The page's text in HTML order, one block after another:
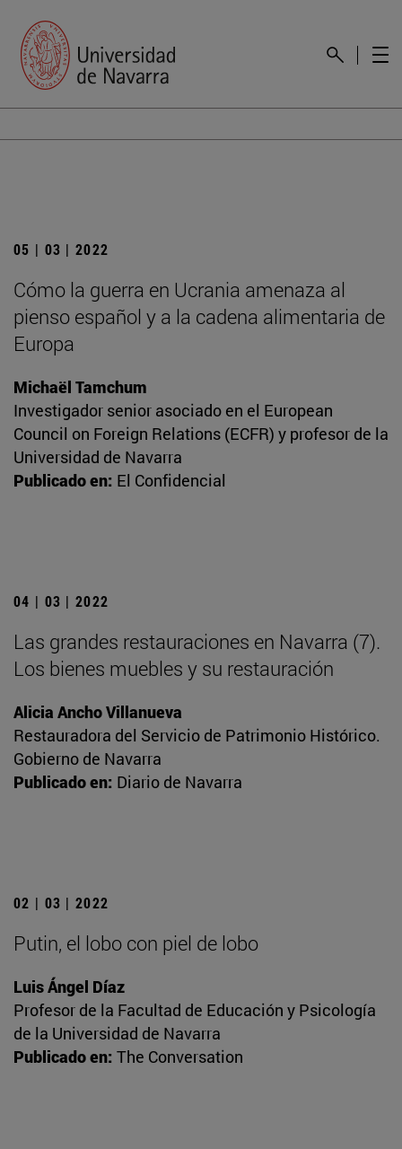
05 | 03 | 2022
Cómo la guerra en Ucrania amenaza al
pienso español y a la cadena alimentaria de
Europa
Michaël Tamchum
Investigador senior asociado en el European
Council on Foreign Relations (ECFR) y profesor de la
Universidad de Navarra
Publicado en: El Confidencial
04 | 03 | 2022
Las grandes restauraciones en Navarra (7).
Los bienes muebles y su restauración
Alicia Ancho Villanueva
Restauradora del Servicio de Patrimonio Histórico.
Gobierno de Navarra
Publicado en: Diario de Navarra
02 | 03 | 2022
Putin, el lobo con piel de lobo
Luis Ángel Díaz
Profesor de la Facultad de Educación y Psicología
de la Universidad de Navarra
Publicado en: The Conversation